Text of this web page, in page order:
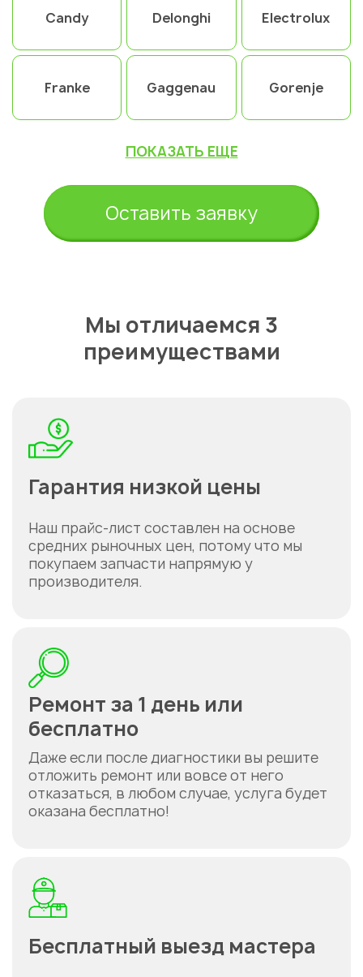
Candy Delonghi Electrolux
Franke Gaggenau Gorenje
ПОКАЗАТЬ ЕЩЕ
Оставить заявку
Мы отличаемся 3
преимуществами
Гарантия низкой цены
Наш прайс-лист составлен на основе
средних рыночных цен, потому что мы
покупаем запчасти напрямую у
производителя.
Ремонт за 1 день или
бесплатно
Даже если после диагностики вы решите
отложить ремонт или вовсе от него
отказаться, в любом случае, услуга будет
оказана бесплатно!
Бесплатный выезд мастера